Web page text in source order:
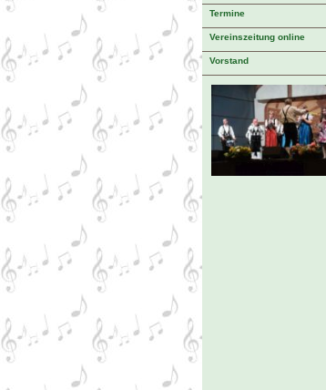
Termine
Vereinszeitung online
Vorstand